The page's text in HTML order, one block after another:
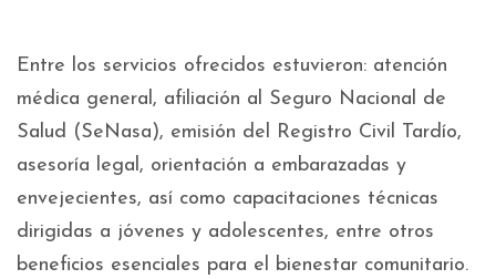
Entre los servicios ofrecidos estuvieron: atención
médica general, afiliación al Seguro Nacional de
Salud (SeNasa), emisión del Registro Civil Tardío,
asesoría legal, orientación a embarazadas y
envejecientes, así como capacitaciones técnicas
dirigidas a jóvenes y adolescentes, entre otros
beneficios esenciales para el bienestar comunitario.